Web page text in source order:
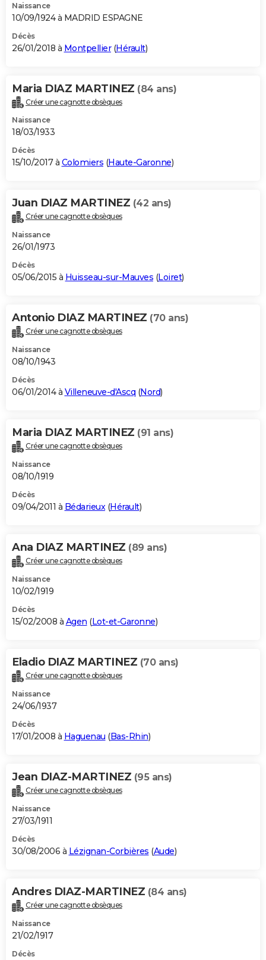
Naissance
10/09/1924 à MADRID ESPAGNE
Décès
26/01/2018 à Montpellier(Hérault)
Maria DIAZ MARTINEZ (84 ans)
Créer une cagnotte obsèques
Naissance
18/03/1933
Décès
15/10/2017 à Colomiers (Haute-Garonne)
Juan DIAZ MARTINEZ (42 ans)
Créer une cagnotte obsèques
Naissance
26/01/1973
Décès
05/06/2015 à Huisseau-sur-Mauves (Loiret)
Antonio DIAZ MARTINEZ (70 ans)
Créer une cagnotte obsèques
Naissance
08/10/1943
Décès
06/01/2014 à Villeneuve-d'Ascq (Nord)
Maria DIAZ MARTINEZ (91 ans)
Créer une cagnotte obsèques
Naissance
08/10/1919
Décès
09/04/2011 à Bédarieux(Hérault)
Ana DIAZ MARTINEZ (89 ans)
Créer une cagnotte obsèques
Naissance
10/02/1919
Décès
15/02/2008 à Agen (Lot-et-Garonne)
Eladio DIAZ MARTINEZ (70 ans)
Créer une cagnotte obsèques
Naissance
24/06/1937
Décès
17/01/2008 à Haguenau (Bas-Rhin)
Jean DIAZ-MARTINEZ (95 ans)
Créer une cagnotte obsèques
Naissance
27/03/1911
Décès
30/08/2006 à Lézignan-Corbières (Aude)
Andres DIAZ-MARTINEZ (84 ans)
Créer une cagnotte obsèques
Naissance
21/02/1917
Décès